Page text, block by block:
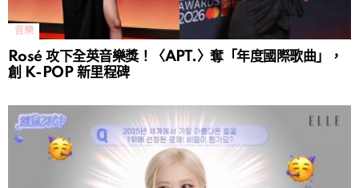
音樂
Rosé 攻下全英音樂獎！〈APT.〉奪「年度國際歌曲」，
創 K-POP 新里程碑